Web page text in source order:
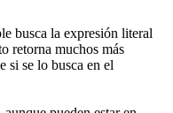
busca la expresión literal
retorna muchos más
si se lo busca en el